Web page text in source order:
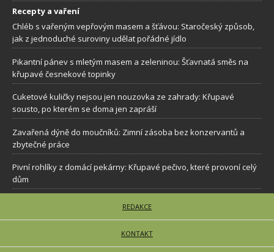
Recepty a vaření
Chléb s vařeným vepřovým masem a šťávou: Staročeský způsob,
jak z jednoduché suroviny udělat pořádné jídlo
Pikantní pánev s mletým masem a zeleninou: Šťavnatá směs na
křupavé česnekové topinky
Cuketové kuličky nejsou jen nouzovka ze zahrady: Křupavé
sousto, po kterém se doma jen zapráší
Zavařená dýně do moučníků: Zimní zásoba bez konzervantů a
zbytečné práce
Pivní rohlíky z domácí pekárny: Křupavé pečivo, které provoní celý
dům
REDAKCE
KONTAKT